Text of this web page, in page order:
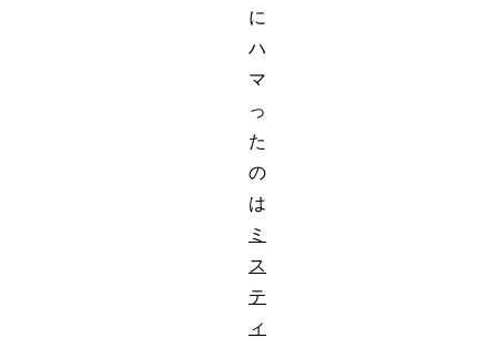
に
ハ
マ
っ
た
の
は
ミ
ス
テ
ィ